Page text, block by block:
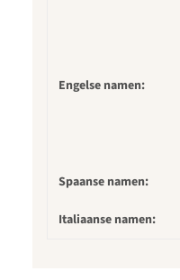
Engelse namen:
Spaanse namen:
Italiaanse namen: